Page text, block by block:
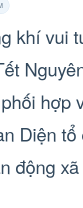
khí vui
hợp
Diện
động